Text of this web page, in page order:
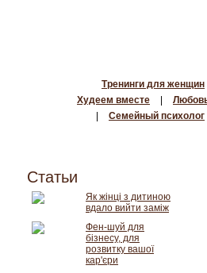
Тренинги для женщин
Худеем вместе
Семейный психолог
Статьи
Як жінці з дитиною
вдало вийти заміж
Фен-шуй для
бізнесу, для
розвитку вашої
кар'єри